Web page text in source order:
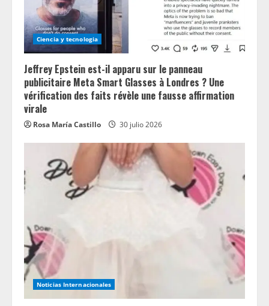
Ciencia y tecnologia
Jeffrey Epstein est-il apparu sur le panneau
publicitaire Meta Smart Glasses à Londres ? Une
vérification des faits révèle une fausse affirmation
virale
Rosa María Castillo 30 julio 2026
Noticias Internacionales